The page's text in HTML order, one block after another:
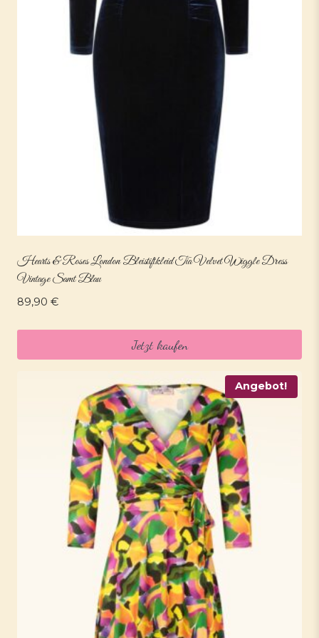
Hearts & Roses London Bleistiftkleid Tia Velvet Wiggle Dress
Vintage Samt Blau
89,90 €
Jetzt kaufen
Angebot!